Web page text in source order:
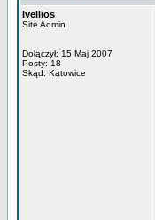
Ivellios
Site Admin
Dołączył: 15 Maj 2007
Posty: 18
Skąd: Katowice